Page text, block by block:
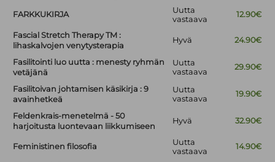
FARKKUKIRJA
Uutta
vastaava
12.90€
Fascial Stretch Therapy TM :
lihaskalvojen venytysterapia
Hyvä 24.90€
Fasilitointi luo uutta : menesty ryhmän
vetäjänä
Uutta
vastaava
29.90€
Fasilitoivan johtamisen käsikirja : 9
avainhetkeä
Uutta
vastaava
19.90€
Feldenkrais-menetelmä - 50
harjoitusta luontevaan liikkumiseen
Hyvä 32.90€
Feministinen filosofia
Uutta
vastaava
14.90€